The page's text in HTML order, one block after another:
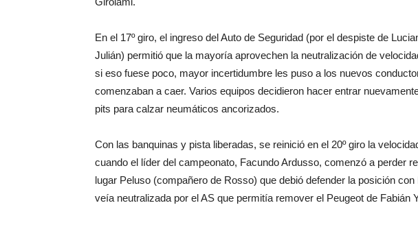
En el 17º giro, el ingreso del Auto de Seguridad (por el despiste de
Julián) permitió que la mayoría aprovechen la neutralización de
si eso fuese poco, mayor incertidumbre les puso a los nuevos
comenzaban a caer. Varios equipos decidieron hacer entrar
pits para calzar neumáticos ancorizados.
Con las banquinas y pista liberadas, se reinició en el 20º giro la
cuando el líder del campeonato, Facundo Ardusso, comenzó a perder
lugar Peluso (compañero de Rosso) que debió defender la posición
veía neutralizada por el AS que permitía remover el Peugeot de Fabián